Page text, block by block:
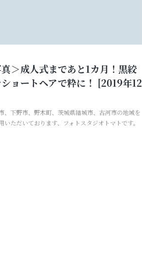
＞成人式まであと1カ月！黒絞
ョートヘアで粋に！ [2019年12
、下野市、野木町、茨城県結城市、古河市の地域を
いただいております、フォトスタジオトマトです。